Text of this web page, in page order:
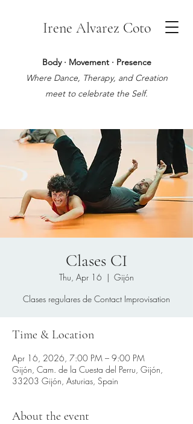
Irene Alvarez Coto
Body · Movement · Presence
Where Dance, Therapy, and Creation
meet to celebrate the Self.
Clases CI
Thu, Apr 16
  |
Gijón
Clases regulares de Contact Improvisation
Time & Location
Apr 16, 2026, 7:00 PM – 9:00 PM
Gijón, Cam. de la Cuesta del Perru, Gijón,
33203 Gijón, Asturias, Spain
About the event